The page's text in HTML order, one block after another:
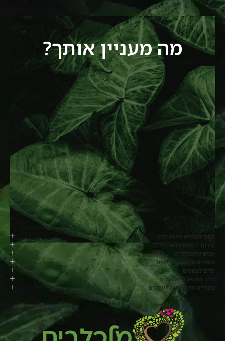
מה מעניין אותך?
חנות צמחייה מלאכותית
קירות ירוקים מלאכותיים
עצים מלאכותיים
צמחייה מלאכותית לבית
כלים לצמחים
בלוג צמחיה מלאכותית
צמחייה מלאכותית לעסקים